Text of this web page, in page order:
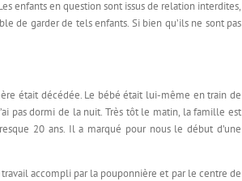
enfants en question sont issus de relation interdites,
de garder de tels enfants. Si bien qu’ils ne sont pas
était décédée. Le bébé était lui-même en train de
pas dormi de la nuit. Très tôt le matin, la famille est
20 ans. Il a marqué pour nous le début d’une
accompli par la pouponnière et par le centre de